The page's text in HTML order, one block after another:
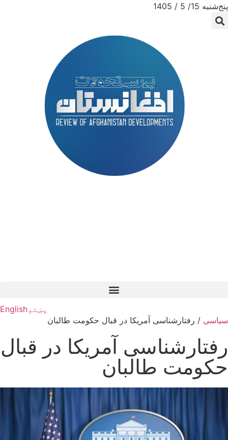
پنج‌شنبه 15/ 5 / 1405
پښتوEnglish
سیاسی / رفتارشناسی آمریکا در قبال حکومت طالبان
رفتارشناسی آمریکا در قبال
حکومت طالبان